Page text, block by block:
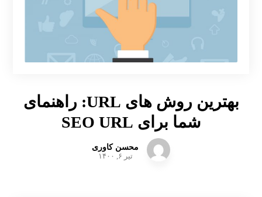
بهترین روش های URL: راهنمای
شما برای SEO URL
محسن کاوری
تیر ۶, ۱۴۰۰